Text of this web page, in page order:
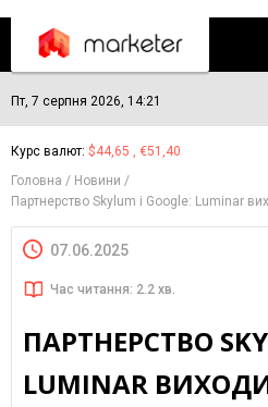
Пт, 7 серпня 2026, 14:21
Курс валют: $44,65 , €51,40
Головна
Новини
Партнерство Skylum і Google: Luminar
07.06.2025
Час читання: 2.2 хв.
ПАРТНЕРСТВО
LUMINAR